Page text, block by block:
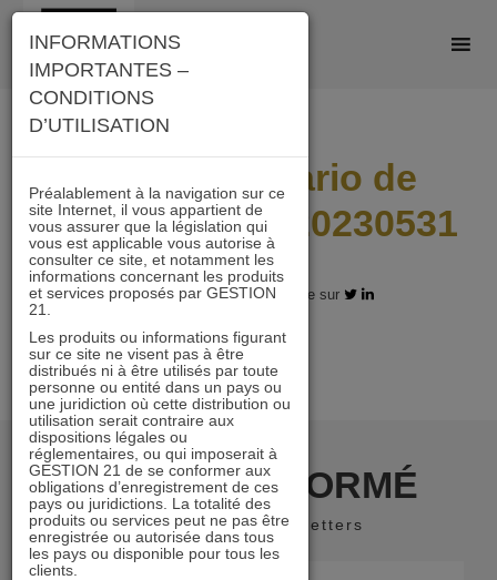
Skip
content
A21_I_Scenario de
performance_20230531
07.12.2023 - Partagez l'article sur
RESTER INFORMÉ
Recevoir nos newsletters
INFORMATIONS
IMPORTANTES –
CONDITIONS
D’UTILISATION
Préalablement à la navigation sur ce
site Internet, il vous appartient de
vous assurer que la législation qui
vous est applicable vous autorise à
consulter ce site, et notamment les
informations concernant les produits
et services proposés par GESTION
21.
Les produits ou informations figurant
sur ce site ne visent pas à être
distribués ni à être utilisés par toute
personne ou entité dans un pays ou
une juridiction où cette distribution ou
utilisation serait contraire aux
dispositions légales ou
réglementaires, ou qui imposerait à
GESTION 21 de se conformer aux
obligations d’enregistrement de ces
pays ou juridictions. La totalité des
produits ou services peut ne pas être
enregistrée ou autorisée dans tous
les pays ou disponible pour tous les
clients.